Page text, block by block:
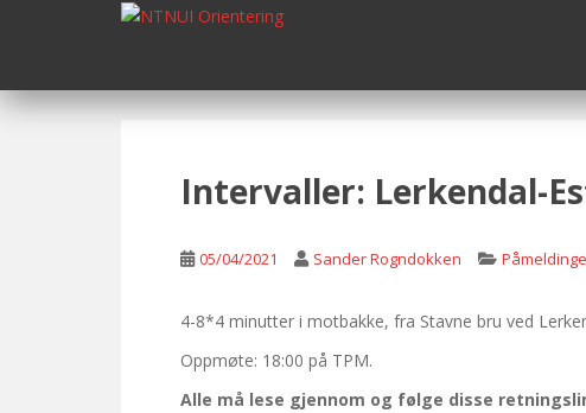
p
Intervaller: Lerkendal-
05/04/2021 Sander Rogndokken
4-8*4 minutter i motbakke, fra Stavne bru ved
Oppmøte: 18:00 på TPM.
Alle må lese gjennom og følge disse